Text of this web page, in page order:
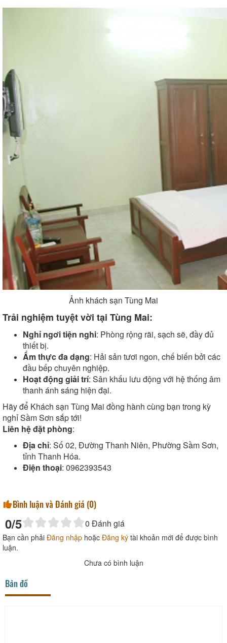
Ảnh khách sạn Tùng Mai
Trải nghiệm tuyệt vời tại Tùng Mai:
Nghỉ ngơi tiện nghi: Phòng rộng rãi, sạch sẽ, đầy đủ
thiết bị.
Ẩm thực đa dạng: Hải sản tươi ngon, chế biến bởi các
đầu bếp chuyên nghiệp.
Hoạt động giải trí: Sân khấu lưu động với hệ thống âm
thanh ánh sáng hiện đại.
Hãy để Khách sạn Tùng Mai đồng hành cùng bạn trong kỳ
nghỉ Sầm Sơn sắp tới!
Liên hệ đặt phòng:
Địa chỉ: Số 02, Đường Thanh Niên, Phường Sầm Sơn,
tỉnh Thanh Hóa.
Điện thoại: 0962393543
Bình luận và Đánh giá (0)
0/5 0 Đánh giá
Bạn cần phải Đăng nhập hoặc Đăng ký tài khoản mới để được bình
luận.
Chưa có bình luận
Bản đồ